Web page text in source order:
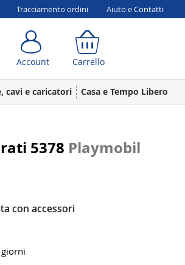
Tracciamento ordini Aiuto e Contatti
Account Carrello
cavi e caricatori Casa e Tempo Libero
5378 Playmobil
con accessori
Carrello